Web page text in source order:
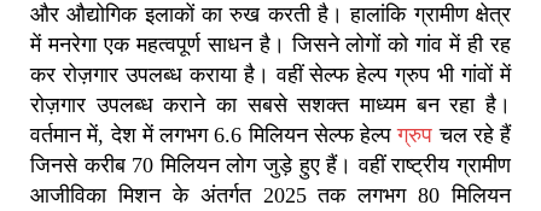
और औद्योगिक इलाकों का रुख करती है। हालांकि ग्रामीण क्षेत्र
में मनरेगा एक महत्वपूर्ण साधन है। जिसने लोगों को गांव में ही रह
कर रोज़गार उपलब्ध कराया है। वहीं सेल्फ हेल्प ग्रुप भी गांवों में
रोज़गार उपलब्ध कराने का सबसे सशक्त माध्यम बन रहा है।
वर्तमान में, देश में लगभग 6.6 मिलियन सेल्फ हेल्पग्रुप चल रहे हैं
जिनसे करीब 70 मिलियन लोग जुड़े हुए हैं। वहीं राष्ट्रीय ग्रामीण
आजीविका मिशन के अंतर्गत 2025 तक लगभग 80 मिलियन